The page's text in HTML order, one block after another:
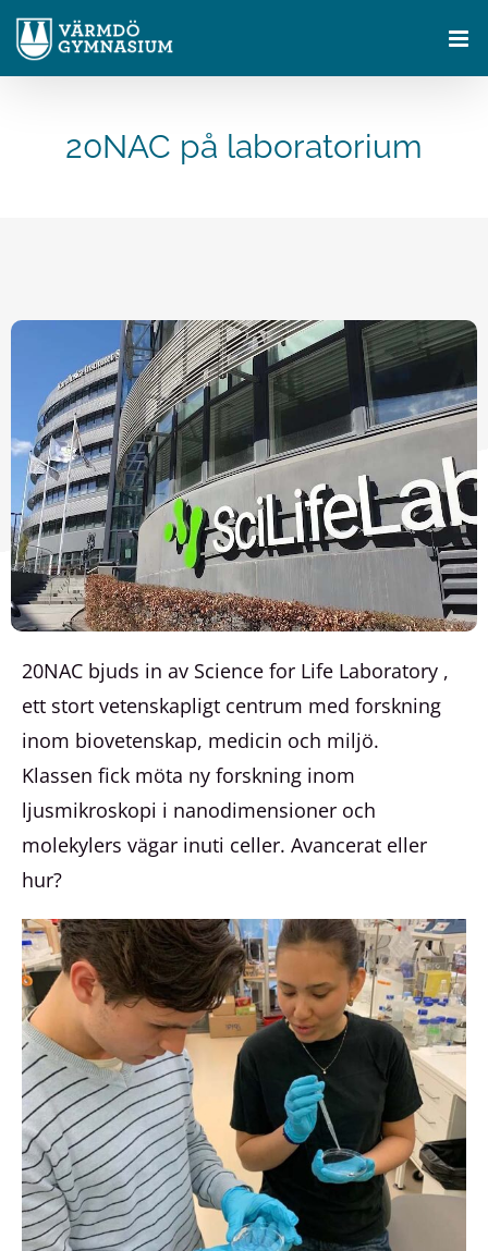
Fortsätt
till
20NAC på laboratorium
20NAC bjuds in av Science for Life Laboratory ,
ett stort vetenskapligt centrum med forskning
inom biovetenskap, medicin och miljö.
Klassen fick möta ny forskning inom
ljusmikroskopi i nanodimensioner och
molekylers vägar inuti celler. Avancerat eller
hur?